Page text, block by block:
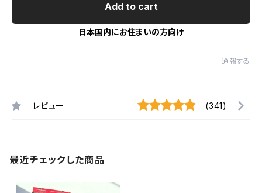
Add to cart
日本国内にお住まいの方向け
通報する
レビュー (341)
最近チェックした商品